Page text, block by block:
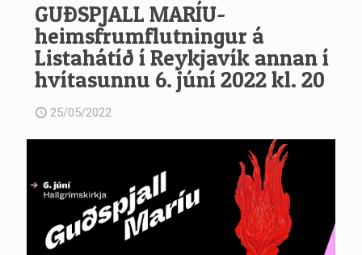
GUÐSPJALL MARÍU-
heimsfrumflutningur á
Listahátíð í Reykjavík annan í
hvítasunnu 6. júní 2022 kl. 20
25/05/2022